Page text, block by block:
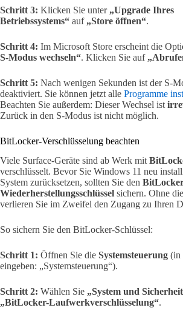
Schritt 3: Klicken Sie unter „Upgrade Ihres
Betriebssystems“ auf „Store öffnen“.
Schritt 4: Im Microsoft Store erscheint die
S-Modus wechseln“. Klicken Sie auf
Schritt 5: Nach wenigen Sekunden ist der S-
deaktiviert. Sie können jetzt alle Programme
Beachten Sie außerdem: Dieser Wechsel ist
Zurück in den S-Modus ist nicht möglich.
BitLocker-Verschlüsselung beachten
Viele Surface-Geräte sind ab Werk mit
verschlüsselt. Bevor Sie Windows 11 neu
System zurücksetzen, sollten Sie den
Wiederherstellungsschlüssel sichern. Ohne
verlieren Sie im Zweifel den Zugang zu Ihren
So sichern Sie den BitLocker-Schlüssel:
Schritt 1: Öffnen Sie die Systemsteuerung (in
eingeben: „Systemsteuerung“).
Schritt 2: Wählen Sie „System und
„BitLocker-Laufwerkverschlüsselung“.